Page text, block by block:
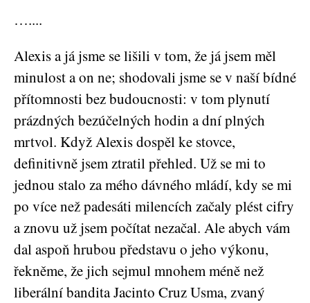
…....
Alexis a já jsme se lišili v tom, že já jsem měl
minulost a on ne; shodovali jsme se v naší bídné
přítomnosti bez budoucnosti: v tom plynutí
prázdných bezúčelných hodin a dní plných
mrtvol. Když Alexis dospěl ke stovce,
definitivně jsem ztratil přehled. Už se mi to
jednou stalo za mého dávného mládí, kdy se mi
po více než padesáti milencích začaly plést cifry
a znovu už jsem počítat nezačal. Ale abych vám
dal aspoň hrubou představu o jeho výkonu,
řekněme, že jich sejmul mnohem méně než
liberální bandita Jacinto Cruz Usma, zvaný